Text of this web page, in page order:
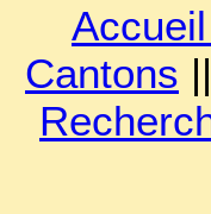
Accueil
Cantons ||